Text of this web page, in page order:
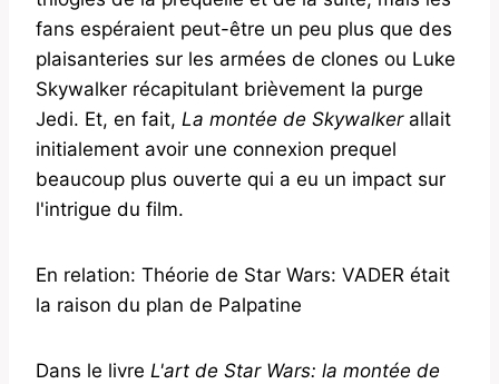
fans espéraient peut-être un peu plus que des
plaisanteries sur les armées de clones ou Luke
Skywalker récapitulant brièvement la purge
Jedi. Et, en fait, La montée de Skywalkerallait
initialement avoir une connexion prequel
beaucoup plus ouverte qui a eu un impact sur
l'intrigue du film.
En relation: Théorie de Star Wars: VADER était
la raison du plan de Palpatine
Dans le livre L'art de Star Wars: la montée de